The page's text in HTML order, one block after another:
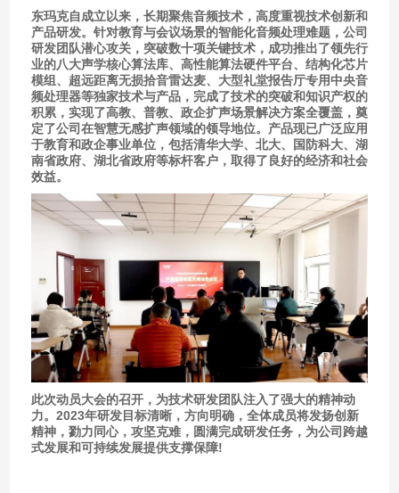
东玛克自成立以来，长期聚焦音频技术，高度重视技术创新和
产品研发。针对教育与会议场景的智能化音频处理难题，公司
研发团队潜心攻关，突破数十项关键技术，成功推出了领先行
业的八大声学核心算法库、高性能算法硬件平台、结构化芯片
模组、超远距离无损拾音雷达麦、大型礼堂报告厅专用中央音
频处理器等独家技术与产品，完成了技术的突破和知识产权的
积累，实现了高教、普教、政企扩声场景解决方案全覆盖，奠
定了公司在智慧无感扩声领域的领导地位。产品现已广泛应用
于教育和政企事业单位，包括清华大学、北大、国防科大、湖
南省政府、湖北省政府等标杆客户，取得了良好的经济和社会
效益。
此次动员大会的召开，为技术研发团队注入了强大的精神动
力。2023年研发目标清晰，方向明确，全体成员将发扬创新
精神，勠力同心，攻坚克难，圆满完成研发任务，为公司跨越
式发展和可持续发展提供支撑保障!